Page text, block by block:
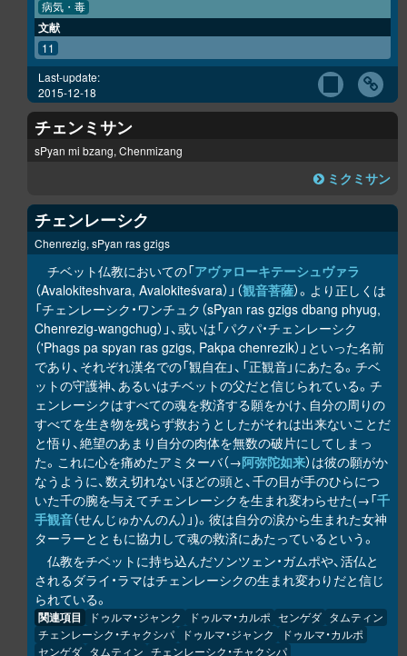
病気・毒
文献
11
Last-update:
2015-12-18
チェンミサン
sPyan mi bzang, Chenmizang
ミクミサン
チェンレーシク
Chenrezig, sPyan ras gzigs
チベット仏教においての「アヴァローキテーシュヴァラ
（Avalokiteshvara, Avalokiteśvara）」（観音菩薩）。より正しくは
「チェンレーシク・ワンチュク（sPyan ras gzigs dbang phyug,
Chenrezig-wangchug）」、或いは「パクパ・チェンレーシク
（'Phags pa spyan ras gzigs, Pakpa chenrezik）」といった名前
であり、それぞれ漢名での「観自在」、「正観音」にあたる。チベ
ットの守護神、あるいはチベットの父だと信じられている。チ
ェンレーシクはすべての魂を救済する願をかけ、自分の周りの
すべてを生き物を残らず救おうとしたがそれは出来ないことだ
と悟り、絶望のあまり自分の肉体を無数の破片にしてしまっ
た。これに心を痛めたアミターバ（→阿弥陀如来）は彼の願がか
なうように、数え切れないほどの頭と、千の目が手のひらにつ
いた千の腕を与えてチェンレーシクを生まれ変わらせた(→「千
手観音（せんじゅかんのん）」)。彼は自分の涙から生まれた女神
ターラーとともに協力して魂の救済にあたっているという。
仏教をチベットに持ち込んだソンツェン・ガムポや、活仏と
されるダライ・ラマはチェンレーシクの生まれ変わりだと信じ
られている。
関連項目 ドゥルマ・ジャンク ドゥルマ・カルポ センゲダ タムティン
チェンレーシク・チャクシパ
ドゥルマ・ジャンク
ドゥルマ・カルポ
センゲダ タムティン チェンレーシク・チャクシパ